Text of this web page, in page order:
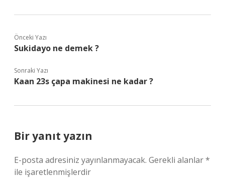
Önceki Yazı
Sukidayo ne demek ?
Sonraki Yazı
Kaan 23s çapa makinesi ne kadar ?
Bir yanıt yazın
E-posta adresiniz yayınlanmayacak. Gerekli alanlar*
ile işaretlenmişlerdir